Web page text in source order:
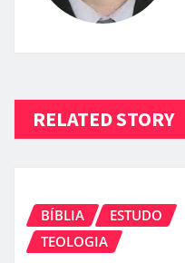
RELATED STORY
BÍBLIA
ESTUDO
TEOLOGIA